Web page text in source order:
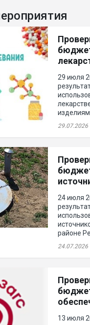
29 июля
больных
Годового
29.07.2026
24 июля
районе
плана
24.07.2026
13 июля